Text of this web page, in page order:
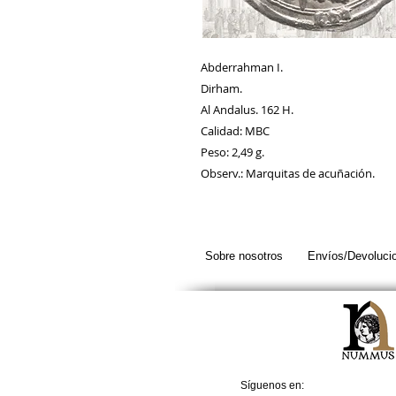
Abderrahman I.
Dirham.
Al Andalus. 162 H.
Calidad: MBC
Peso: 2,49 g.
Observ.: Marquitas de acuñación.
Sobre nosotros Envíos/
Síguenos en: